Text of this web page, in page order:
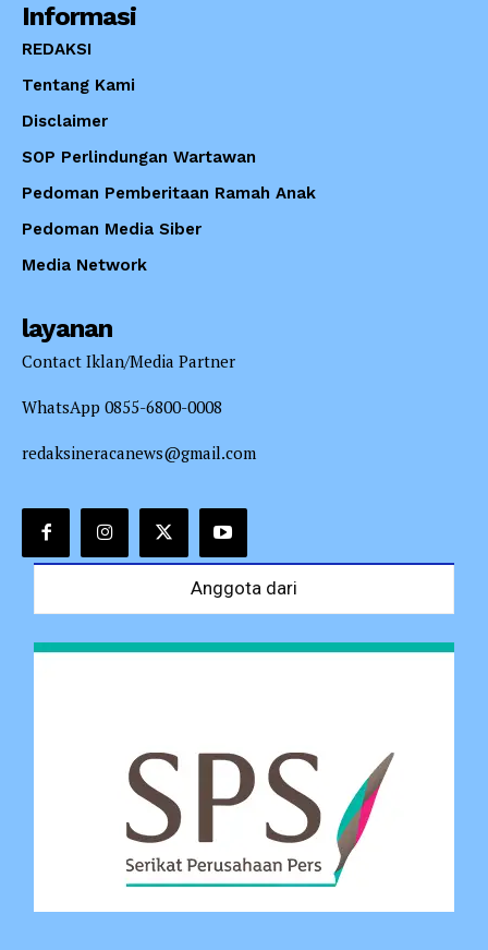
Informasi
REDAKSI
Tentang Kami
Disclaimer
SOP Perlindungan Wartawan
Pedoman Pemberitaan Ramah Anak
Pedoman Media Siber
Media Network
layanan
Contact Iklan/Media Partner
WhatsApp 0855-6800-0008
redaksineracanews@gmail.com
Anggota dari